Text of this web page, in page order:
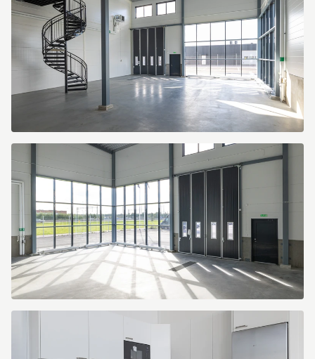
LC7A7082